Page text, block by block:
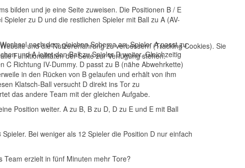
bilden und je eine Seite zuweisen. Die Positionen B / E
Spieler zu D und die restlichen Spieler mit Ball zu A (AV-
nach dem gleichen Schema an. Spieler A passt zu
und A leitet den Ball zu Spieler D weiter. Gleichzeitig
C Richtung IV-Dummy. D passt zu B (nähe Abwehrkette)
in den Rücken von B gelaufen und erhält von ihm
Klatsch-Ball versucht D direkt ins Tor zu
das andere Team mit der gleichen Aufgabe.
Position weiter. A zu B, B zu D, D zu E und E mit Ball
Spieler. Bei weniger als 12 Spieler die Position D nur einfach
Team erzielt in fünf Minuten mehr Tore?
und die Nutzererfahrung zu verbessern (Tracking Cookies). Sie
Funktionalitäten der Seite zur Verfügung stehen.